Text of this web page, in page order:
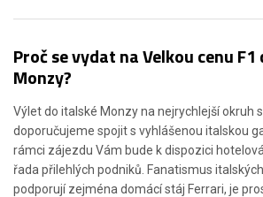
Proč se vydat na Velkou cenu
Monzy?
Výlet do italské Monzy na nejrychlejší okruh
doporučujeme spojit s vyhlášenou italskou
rámci zájezdu Vám bude k dispozici
řada přilehlých podniků. Fanatismus
podporují zejména domácí stáj Ferrari, je